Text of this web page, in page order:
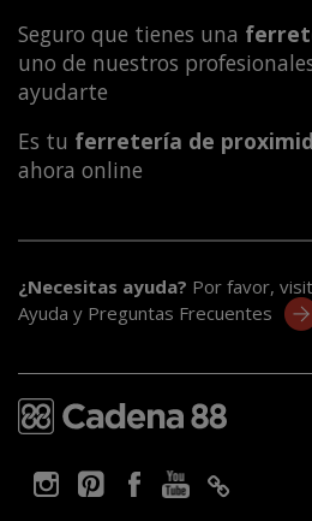
Seguro que tienes una
uno de nuestros
ayudarte
Es tu ferretería de
ahora online
¿Necesitas ayuda? Por favor,
Ayuda y Preguntas Frecuentes